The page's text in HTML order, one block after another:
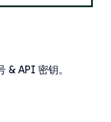
& API 密钥。